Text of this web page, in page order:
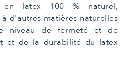
en latex 100 % naturel,
d'autres matières naturelles
niveau de fermeté et de
et de la durabilité du latex